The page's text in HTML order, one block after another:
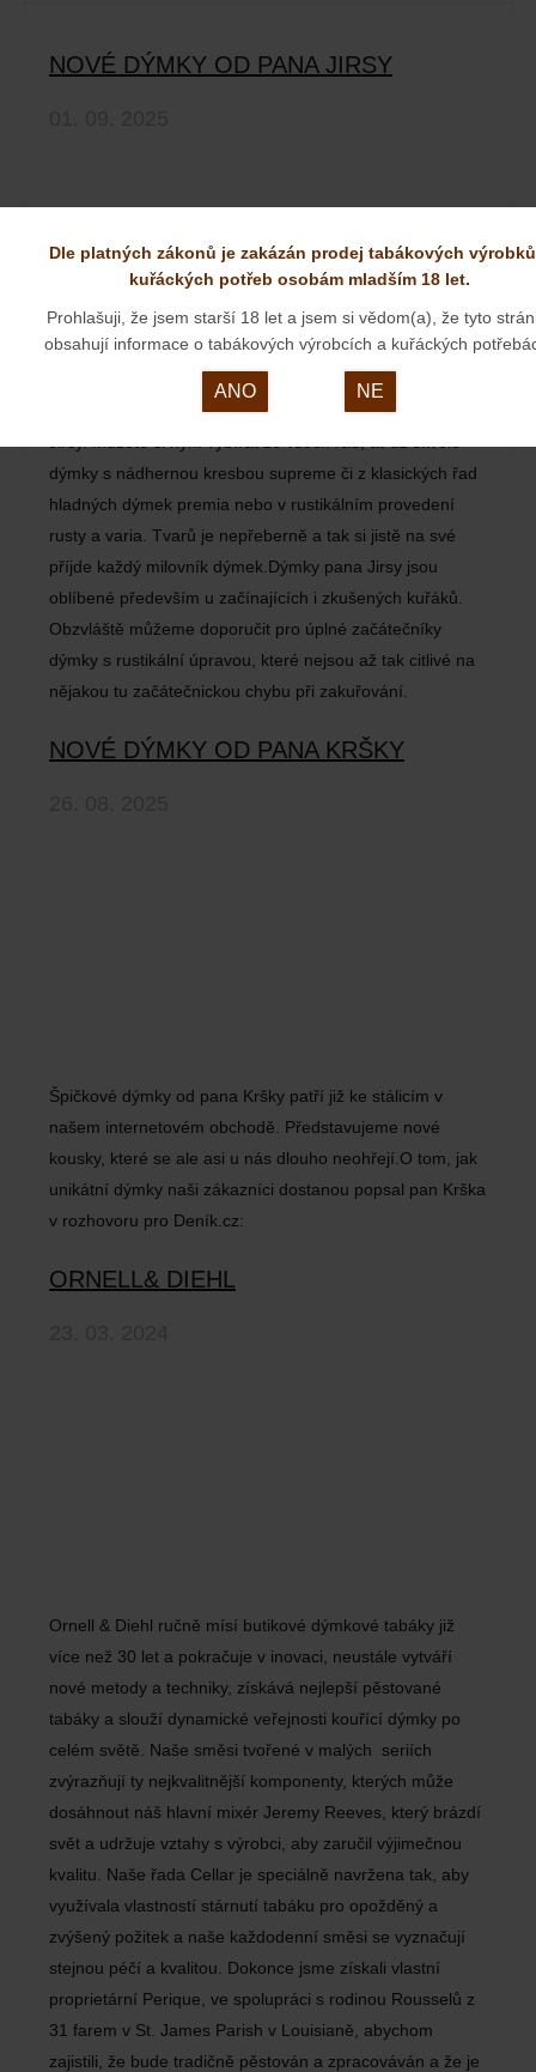
NOVÉ DÝMKY OD PANA JIRSY
Na podzimní dobu jsme doplnili kolekci dýmek od pana
dýmky s nádhernou kresbou supreme či z klasických řad
hladných dýmek premia nebo v rustikálním provedení
rusty a varia. Tvarů je nepřeberně a tak si jistě na své
příjde každý milovník dýmek.Dýmky pana Jirsy jsou
oblíbené především u začínajících i zkušených kuřáků.
Obzvláště můžeme doporučit pro úplné začátečníky
dýmky s rustikální úpravou, které nejsou až tak citlivé na
nějakou tu začátečnickou chybu při zakuřování.
NOVÉ DÝMKY OD PANA KRŠKY
Špičkové dýmky od pana Kršky patří již ke stálicím v
našem internetovém obchodě. Představujeme nové
kousky, které se ale asi u nás dlouho neohřejí.O tom, jak
unikátní dýmky naši zákazníci dostanou popsal pan Krška
v rozhovoru pro Deník.cz:
ORNELL& DIEHL
Ornell & Diehl ručně mísí butikové dýmkové tabáky již
více než 30 let a pokračuje v inovaci, neustále vytváří
nové metody a techniky, získává nejlepší pěstované
tabáky a slouží dynamické veřejnosti kouřící dýmky po
celém světě. Naše směsi tvořené v malých seriích
zvýrazňují ty nejkvalitnější komponenty, kterých může
dosáhnout náš hlavní mixér Jeremy Reeves, který brázdí
svět a udržuje vztahy s výrobci, aby zaručil výjimečnou
kvalitu. Naše řada Cellar je speciálně navržena tak, aby
využívala vlastností stárnutí tabáku pro opožděný a
zvýšený požitek a naše každodenní směsi se vyznačují
stejnou péčí a kvalitou. Dokonce jsme získali vlastní
proprietární Perique, ve spolupráci s rodinou Rousselů z
31 farem v St. James Parish v Louisianě, abychom
zajistili, že bude tradičně pěstován a zpracováván a že je
Dle platných zákonů je zakázán prodej tabákových
kuřáckých potřeb osobám mladším 18 let.
Prohlašuji, že jsem starší 18 let a jsem si vědom(a), že tyto
obsahují informace o tabákových výrobcích a kuřáckých
ANO NE